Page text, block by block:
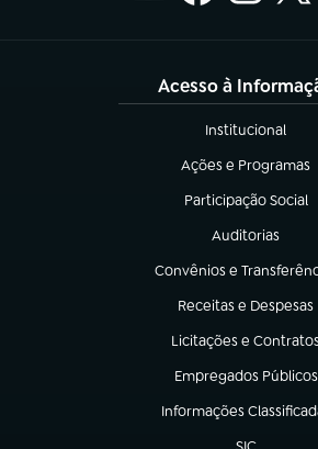
Acesso à
Institucional
(abre em nova
Ações e Programas
(abre em nova aba)
Participação Social
(abre em nova aba)
Auditorias
(abre em nova
Convênios e
(abre em nova aba)
Receitas e Despesas
(abre em nova aba)
Licitações e
(abre em nova aba)
Empregados Públicos
(abre em nova aba)
Informações
(abre em nova aba)